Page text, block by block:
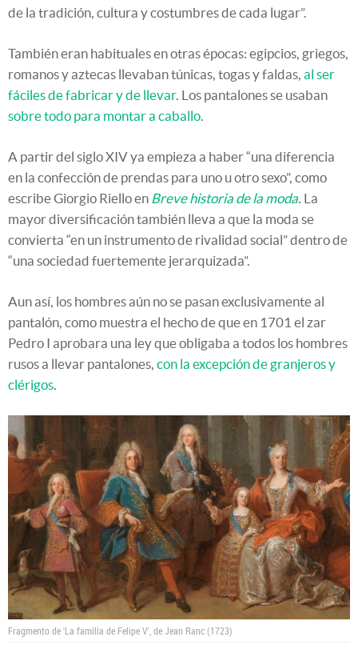
de la tradición, cultura y costumbres de cada lugar”.
También eran habituales en otras épocas: egipcios, griegos,
romanos y aztecas llevaban túnicas, togas y faldas, al ser
fáciles de fabricar y de llevar. Los pantalones se usaban
sobre todo para montar a caballo
A partir del siglo XIV ya empieza a haber “una diferencia
en la confección de prendas para uno u otro sexo”, como
escribe Giorgio Riello en Breve historia de la moda La
mayor diversificación también lleva a que la moda se
convierta “en un instrumento de rivalidad social” dentro de
“una sociedad fuertemente jerarquizada”.
Aun así, los hombres aún no se pasan exclusivamente al
pantalón, como muestra el hecho de que en 1701 el zar
Pedro I aprobara una ley que obligaba a todos los hombres
rusos a llevar pantalones, con la excepción de granjeros y
clérigos
Fragmento de 'La familia de Felipe V', de Jean Ranc (1723)